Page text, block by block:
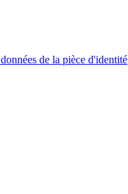
de la pièce d'identité